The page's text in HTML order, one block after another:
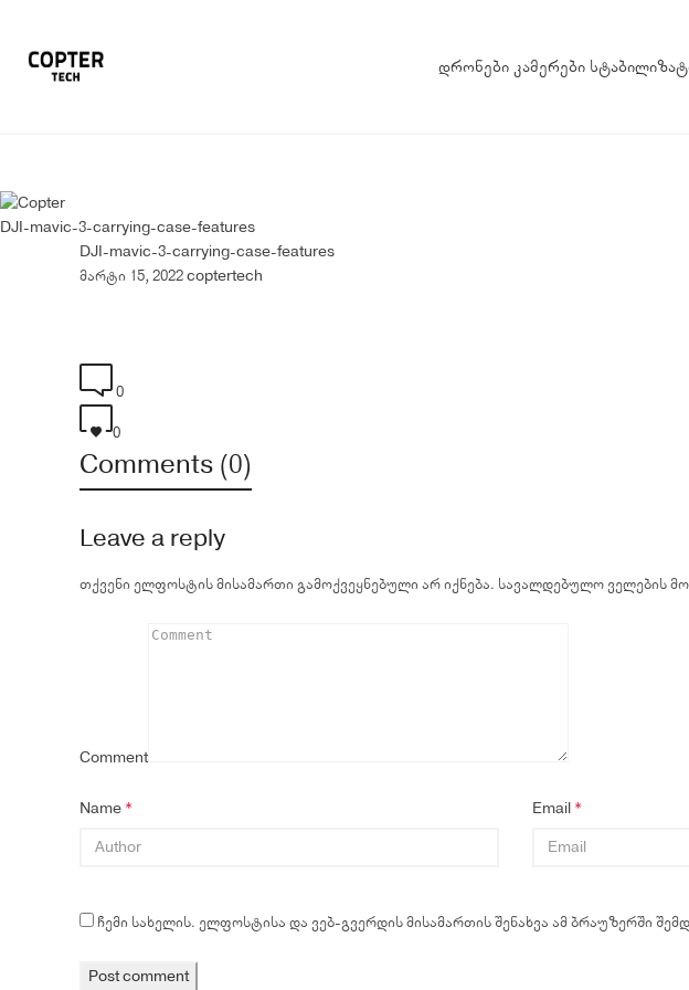
დრონები კამერები
DJI-mavic-3-carrying-case-features
DJI-mavic-3-carrying-case-features
მარტი 15, 2022coptertech
0
0
Comments (0)
Leave a reply
თქვენი ელფოსტის მისამართი გამოქვეყნებული არ იქნება. სავალდებულო ველების
Comment
Name * Email *
ჩემი სახელის. ელფოსტისა და ვებ-გვერდის მისამართის შენახვა ამ ბრაუზერში